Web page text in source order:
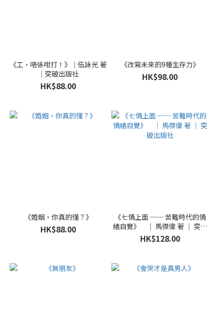
《工，唔係咁打！》｜伍詠光 著
｜突破出版社
HK$88.00
《改寫未來的9種生存力》
HK$98.00
《婚姻，你真的懂？》
HK$88.00
《七情上面 ── 苦難時代的情
緒自覺》 ｜ 馬傑偉 著 ｜ 突破
出版社
HK$128.00